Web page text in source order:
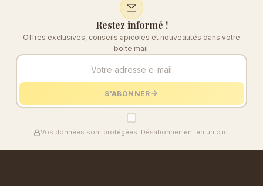
Restez informé !
Offres exclusives, conseils apicoles et nouveautés dans votre
boîte mail.
S'ABONNER
Vos données sont protégées. Désabonnement en un clic.